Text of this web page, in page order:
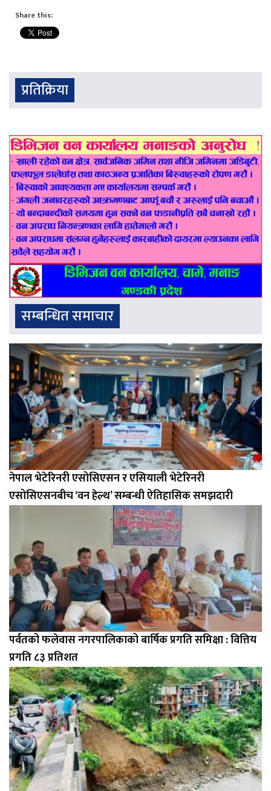
Share this:
प्रतिक्रिया
सम्बन्धित समाचार
नेपाल भेटेरिनरी एसोसिएसन र एसियाली भेटेरिनरी
एसोसिएसनबीच ‘वन हेल्थ’ सम्बन्धी ऐतिहासिक समझदारी
पर्वतको फलेवास नगरपालिकाको बार्षिक प्रगति समिक्षा : वित्तिय
प्रगति ८३ प्रतिशत